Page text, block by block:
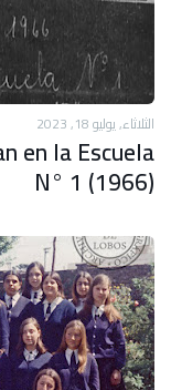
الثلاثاء, يوليو 18, 2023
en la Escuela
N° 1 (1966)